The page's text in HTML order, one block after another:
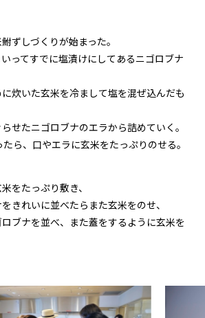
ずしづくりが始まった。
ってすでに塩漬けにしてあるニゴロブナ
炊いた玄米を冷まして塩を混ぜ込んだも
せたニゴロブナのエラから詰めていく。
ら、口やエラに玄米をたっぷりのせる。
をたっぷり敷き、
きれいに並べたらまた玄米をのせ、
ブナを並べ、また蓋をするように玄米を